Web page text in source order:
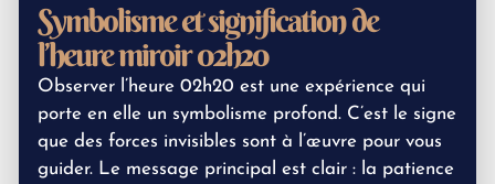
Symbolisme et signification de
l’heure miroir 02h20
Observer l’heure 02h20 est une expérience qui
porte en elle un symbolisme profond. C’est le signe
que des forces invisibles sont à l’œuvre pour vous
guider. Le message principal est clair : la patience